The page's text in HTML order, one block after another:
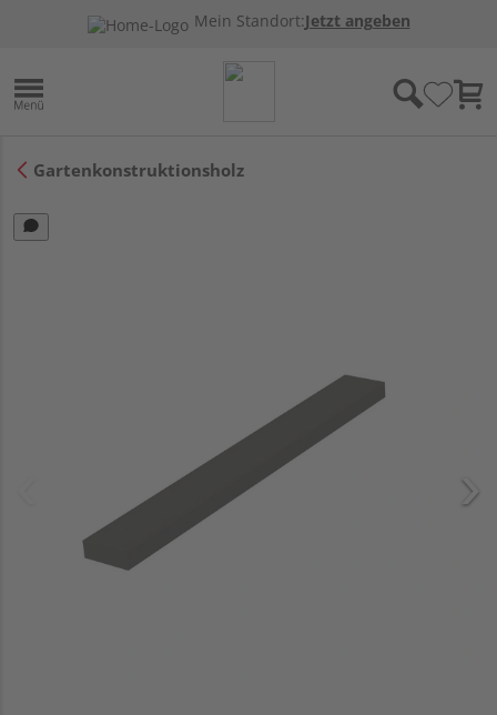
Mein Standort:Jetzt angeben
Gartenkonstruktionsholz